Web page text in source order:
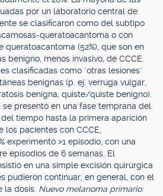
por un laboratorio central de
se clasificaron como del subtipo
queratoacantoma o con
(52%), que son en
benigno, menos invasivo, de CCCE.
clasificadas como "otras lesiones"
benignas (p. ej. verruga vulgar,
benigna, quiste/quiste benigno).
se presentó en una fase temprana del
tiempo hasta la primera aparición
los pacientes con CCCE,
experimentó >1 episodio, con una
episodios de 6 semanas. El
en una simple excisión quirúrgica
pudieron continuar, en general, con el
la dosis. Nuevo melanoma primario: